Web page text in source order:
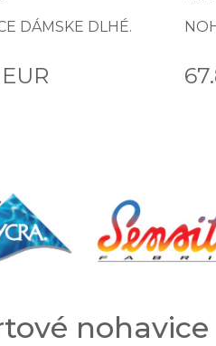
DÁMSKE DLHÉ.
nohavice